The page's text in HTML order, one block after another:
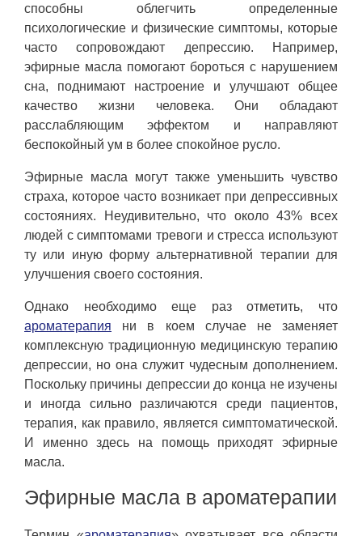
способны облегчить определенные
психологические и физические симптомы, которые
часто сопровождают депрессию. Например,
эфирные масла помогают бороться с нарушением
сна, поднимают настроение и улучшают общее
качество жизни человека. Они обладают
расслабляющим эффектом и направляют
беспокойный ум в более спокойное русло.
Эфирные масла могут также уменьшить чувство
страха, которое часто возникает при депрессивных
состояниях. Неудивительно, что около 43% всех
людей с симптомами тревоги и стресса используют
ту или иную форму альтернативной терапии для
улучшения своего состояния.
Однако необходимо еще раз отметить, что
ароматерапия ни в коем случае не заменяет
комплексную традиционную медицинскую терапию
депрессии, но она служит чудесным дополнением.
Поскольку причины депрессии до конца не изучены
и иногда сильно различаются среди пациентов,
терапия, как правило, является симптоматической.
И именно здесь на помощь приходят эфирные
масла.
Эфирные масла в ароматерапии